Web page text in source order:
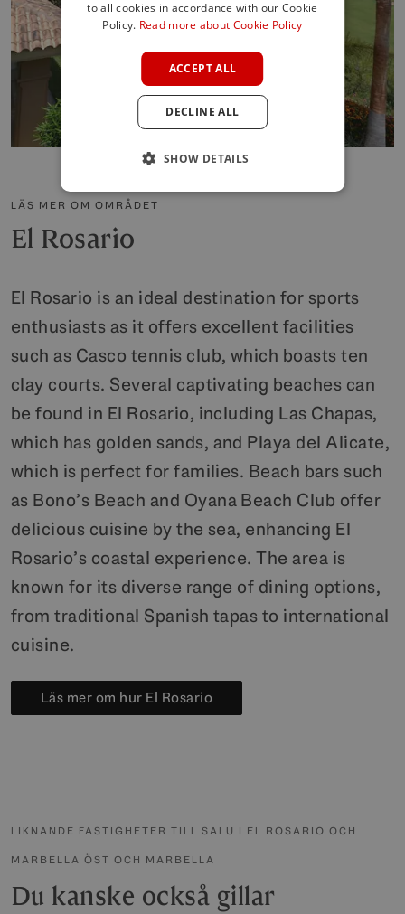
LÄS MER OM OMRÅDET
El Rosario
El Rosario is an ideal destination for sports
enthusiasts as it offers excellent facilities
such as Casco tennis club, which boasts ten
clay courts. Several captivating beaches can
be found in El Rosario, including Las Chapas,
which has golden sands, and Playa del Alicate,
which is perfect for families. Beach bars such
as Bono’s Beach and Oyana Beach Club offer
delicious cuisine by the sea, enhancing El
Rosario’s coastal experience. The area is
known for its diverse range of dining options,
from traditional Spanish tapas to international
cuisine.
Läs mer om hur El Rosario
LIKNANDE FASTIGHETER TILL SALU I EL ROSARIO OCH
MARBELLA ÖST OCH MARBELLA
Du kanske också gillar
SPANISH
to all cookies in accordance with our Cookie
Policy. Read more about Cookie Policy
ACCEPT ALL
DECLINE ALL
SHOW DETAILS